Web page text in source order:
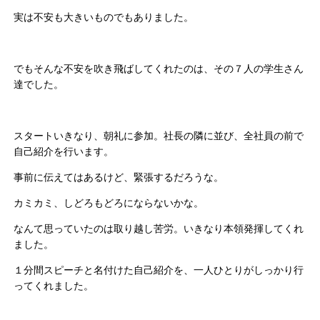
実は不安も大きいものでもありました。
でもそんな不安を吹き飛ばしてくれたのは、その７人の学生さん
達でした。
スタートいきなり、朝礼に参加。社長の隣に並び、全社員の前で
自己紹介を行います。
事前に伝えてはあるけど、緊張するだろうな。
カミカミ、しどろもどろにならないかな。
なんて思っていたのは取り越し苦労。いきなり本領発揮してくれ
ました。
１分間スピーチと名付けた自己紹介を、一人ひとりがしっかり行
ってくれました。